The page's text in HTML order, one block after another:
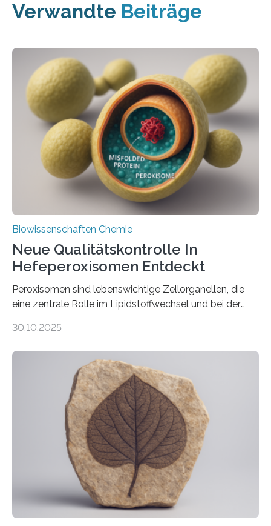
Verwandte Beiträge
Biowissenschaften Chemie
Neue Qualitätskontrolle In
Hefeperoxisomen Entdeckt
Peroxisomen sind lebenswichtige Zellorganellen, die
eine zentrale Rolle im Lipidstoffwechsel und bei der
erfüllen können, müssen zahlreiche Enzyme präzise in
der Ruhr-Universität Bochum um Prof. Dr. Ralf Erdmann
und Dr. Ismaila Francis Yusuf hat nun einen bislang
unbekannten Qualitätskontrollmechanismus des
peroxisomalen Proteintransports in der Bäckerhefe
Saccharomyces cerevisiae entdeckt, der für die
Funktionsfähigkeit der Organellen entscheidend ist. Die
Studie wurde am 28. Oktober 2025 in der
Fachzeitschrift…
30.10.2025